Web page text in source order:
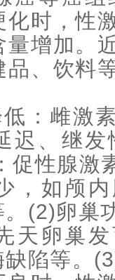
化时，性
增加。
品、饮料
：雌激
迟、继发
促性腺激
，如颅
(2)卵巢
天卵巢
陷等。